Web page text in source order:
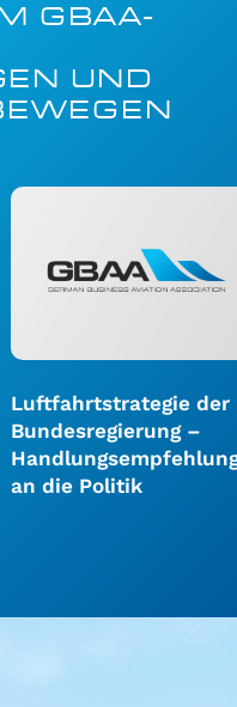
GBAA-
UND
Luftfahrtstrategie der
Bundesregierung –
an die Politik